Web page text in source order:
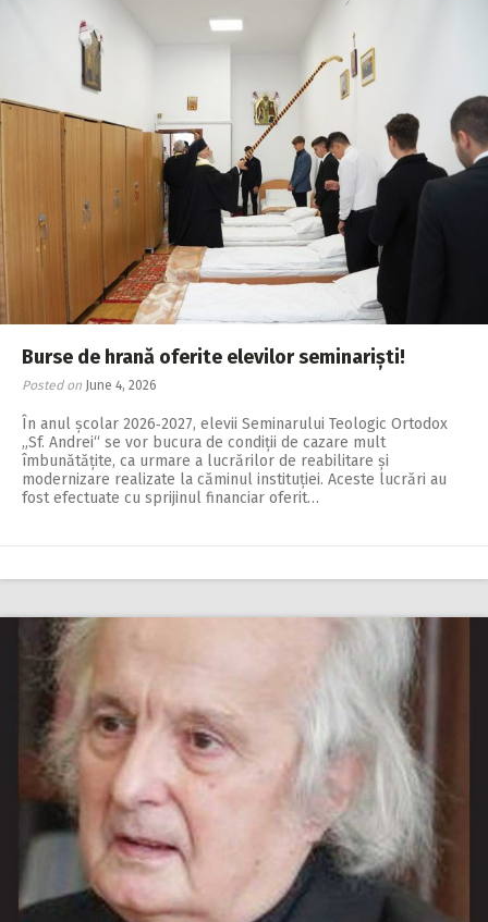
Burse de hrană oferite elevilor seminariști!
Posted on June 4, 2026
În anul școlar 2026‑2027, elevii Seminarului Teologic Ortodox
„Sf. Andrei“ se vor bucura de condiții de cazare mult
îmbunătățite, ca urmare a lucrărilor de reabilitare și
modernizare realizate la căminul instituției. Aceste lucrări au
fost efectuate cu sprijinul financiar oferit…